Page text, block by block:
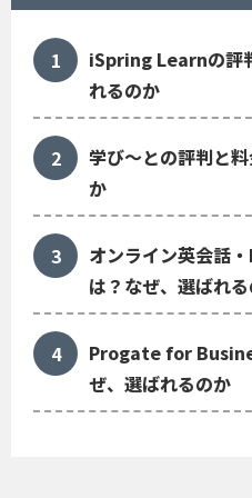
iSpring Learnの評
れるのか
学び～との評判と
か
オンライン英会話
は？なぜ、選ばれ
Progate for
ぜ、選ばれるのか